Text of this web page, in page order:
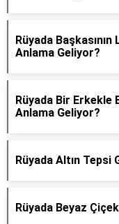
Rüyada
Anlama Geliyor?
Rüyada Bir Erkekle
Anlama Geliyor?
Rüyada Altın Tepsi
Rüyada Beyaz